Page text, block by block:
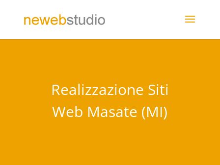
Realizzazione Siti
Web Masate (MI)